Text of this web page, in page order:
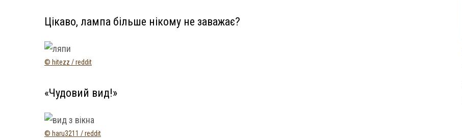
Цікаво, лампа більше нікому не заважає?
© hitezz / reddit
«Чудовий вид!»
© haru3211 / reddit